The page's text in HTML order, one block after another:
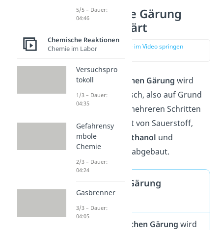
Alkoholische Gärung
einfach erklärt
zur Stelle im Video springen
Bei deralkoholischen Gärung wird
Glucoseenzymatisch, also auf Grund
von Enzymen, in mehreren Schritten
unter Abwesenheit von Sauerstoff,
alsoanaerob Ethanol und
Kohlenstoffdioxid abgebaut.
Alkoholische Gärung
Definition
alkoholischen Gärung wird
5/5 – Dauer:
04:46
Chemische Reaktionen
Chemie im Labor
Versuchspro
tokoll
1/3 – Dauer:
04:35
Gefahrensy
mbole
Chemie
2/3 – Dauer:
04:24
Gasbrenner
3/3 – Dauer:
04:05